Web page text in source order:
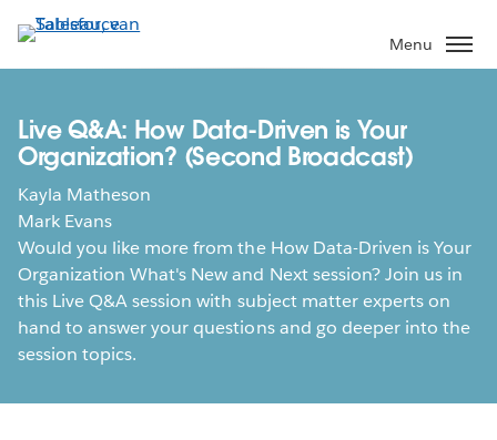
Verder
naar
hoofdinhoud
Menu
Live Q&A: How Data-Driven is Your
Organization? (Second Broadcast)
Kayla Matheson
Mark Evans
Would you like more from the How Data-Driven is Your
Organization What's New and Next session? Join us in
this Live Q&A session with subject matter experts on
hand to answer your questions and go deeper into the
session topics.